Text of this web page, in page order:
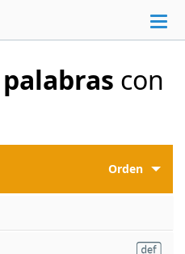
palabras con
Orden